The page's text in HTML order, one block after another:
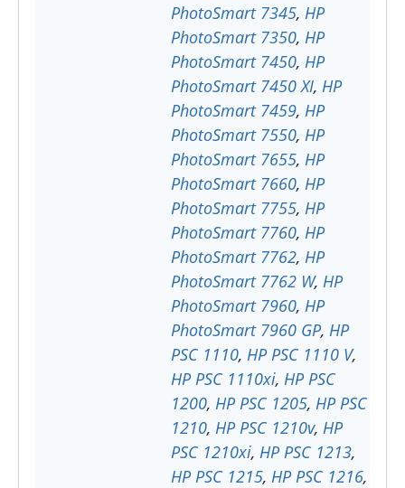
PhotoSmart 7345, HP
PhotoSmart 7350, HP
PhotoSmart 7450, HP
PhotoSmart 7450 XI, HP
PhotoSmart 7459, HP
PhotoSmart 7550, HP
PhotoSmart 7655, HP
PhotoSmart 7660, HP
PhotoSmart 7755, HP
PhotoSmart 7760, HP
PhotoSmart 7762, HP
PhotoSmart 7762 W, HP
PhotoSmart 7960, HP
PhotoSmart 7960 GP, HP
PSC 1110, HP PSC 1110 V,
HP PSC 1110xi, HP PSC
1200, HP PSC 1205, HP PSC
1210, HP PSC 1210v, HP
PSC 1210xi, HP PSC 1213,
HP PSC 1215, HP PSC 1216,